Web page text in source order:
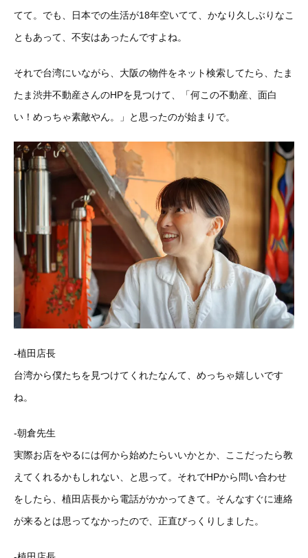
てて。でも、日本での生活が18年空いてて、かなり久しぶりなこ
ともあって、不安はあったんですよね。
それで台湾にいながら、大阪の物件をネット検索してたら、たま
たま渋井不動産さんのHPを見つけて、「何この不動産、面白
い！めっちゃ素敵やん。」と思ったのが始まりで。
-植田店長
台湾から僕たちを見つけてくれたなんて、めっちゃ嬉しいです
ね。
-朝倉先生
実際お店をやるには何から始めたらいいかとか、ここだったら教
えてくれるかもしれない、と思って。それでHPから問い合わせ
をしたら、植田店長から電話がかかってきて。そんなすぐに連絡
が来るとは思ってなかったので、正直びっくりしました。